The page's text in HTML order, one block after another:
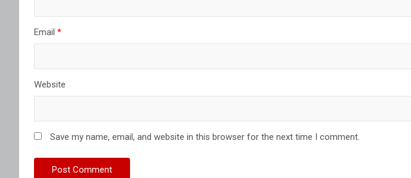
Email *
Website
Save my name, email, and website in this browser for the next time I comment.